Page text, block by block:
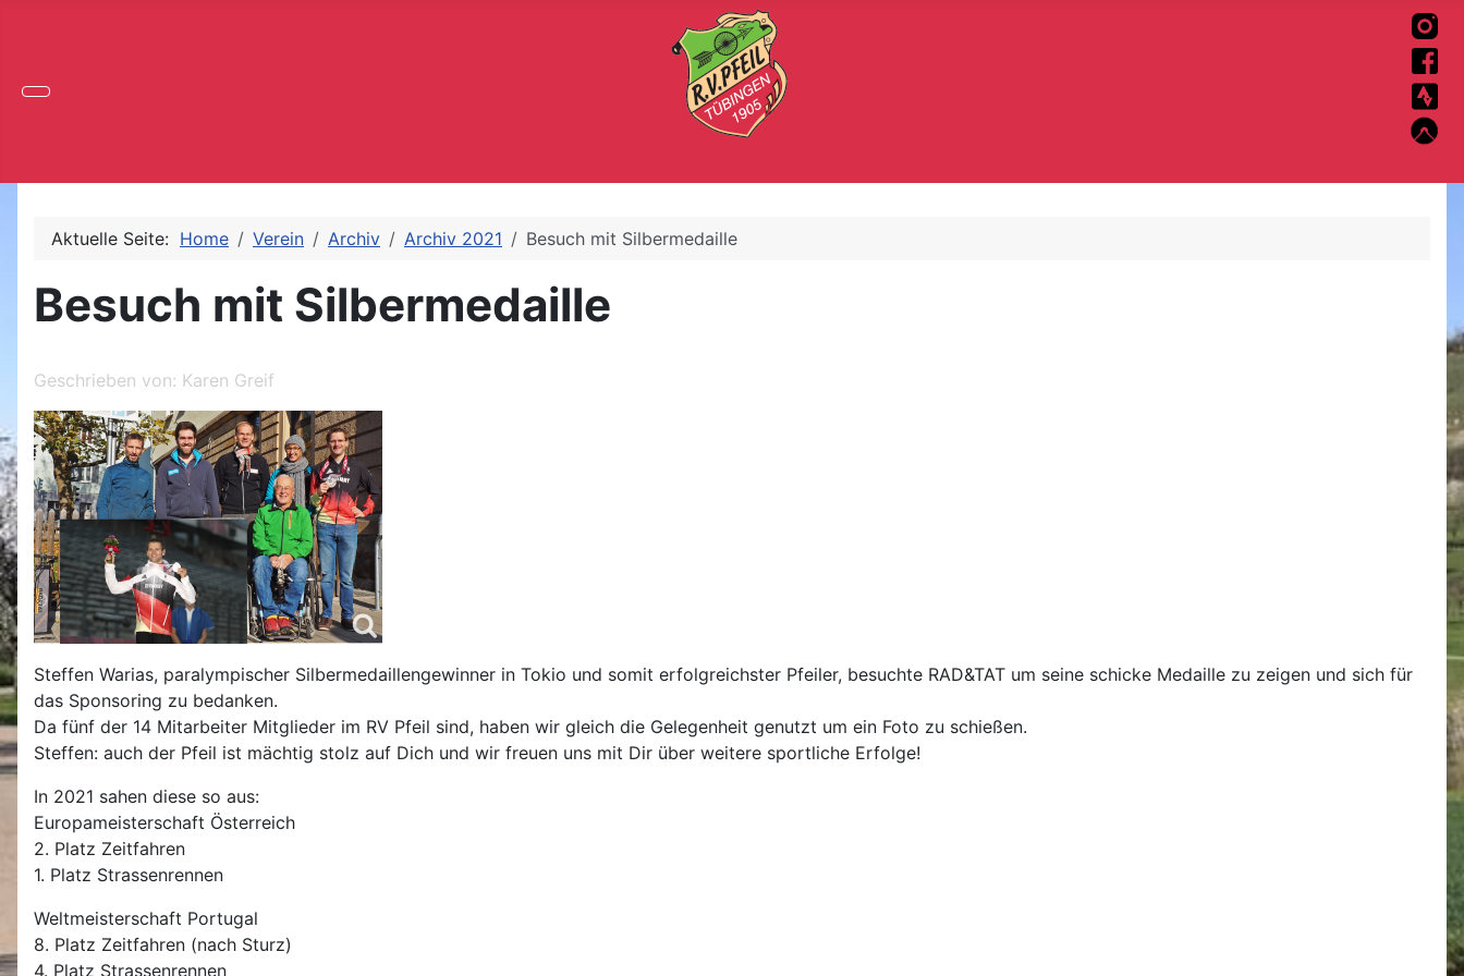
Aktuelle Seite: Home Verein Archiv Archiv 2021 Besuch mit Silbermedaille
Besuch mit Silbermedaille
Geschrieben von: Karen Greif
Steffen Warias, paralympischer Silbermedaillengewinner in Tokio und somit erfolgreichster Pfeiler, besuchte RAD&TAT um seine schicke Medaille zu zeigen und sich für
das Sponsoring zu bedanken.
Da fünf der 14 Mitarbeiter Mitglieder im RV Pfeil sind, haben wir gleich die Gelegenheit genutzt um ein Foto zu schießen.
Steffen: auch der Pfeil ist mächtig stolz auf Dich und wir freuen uns mit Dir über weitere sportliche Erfolge!
In 2021 sahen diese so aus:
Europameisterschaft Österreich
2. Platz Zeitfahren
1. Platz Strassenrennen
Weltmeisterschaft Portugal
8. Platz Zeitfahren (nach Sturz)
4. Platz Strassenrennen